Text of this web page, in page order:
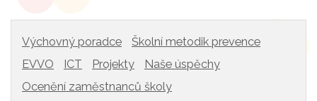
Výchovný poradce
Školní metodik prevence
EVVO
ICT Projekty
Naše úspěchy
Ocenění zaměstnanců školy